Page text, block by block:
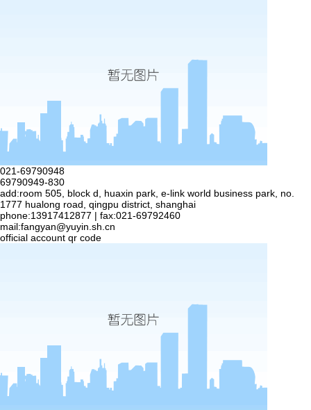
021-69790948
69790949-830
add:room 505, block d, huaxin park, e-link world business park, no.
1777 hualong road, qingpu district, shanghai
phone:13917412877 | fax:021-69792460
mail:fangyan@yuyin.sh.cn
official account qr code